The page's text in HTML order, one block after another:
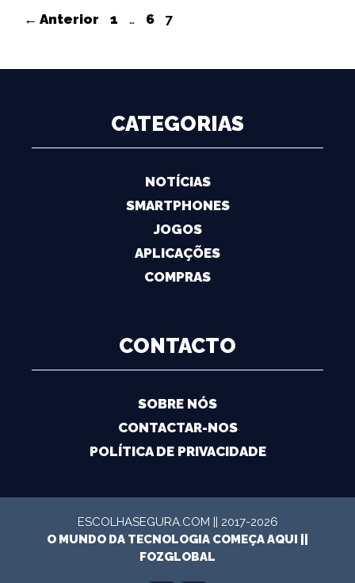
Navegação
← Anterior Página
1 … Página
6 Página
7
CATEGORIAS
NOTÍCIAS
SMARTPHONES
JOGOS
APLICAÇÕES
COMPRAS
CONTACTO
SOBRE NÓS
CONTACTAR-NOS
POLÍTICA DE PRIVACIDADE
ESCOLHASEGURA.COM || 2017-2026
O MUNDO DA TECNOLOGIA COMEÇA AQUI ||
FOZGLOBAL